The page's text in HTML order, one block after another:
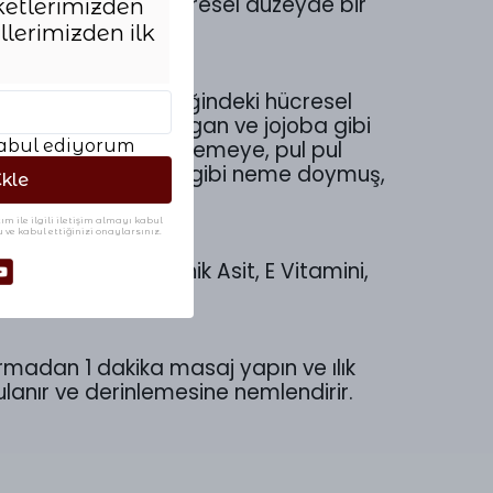
İçeriğindeki hücresel
mango, kakao, argan ve jojoba gibi
cilt tonunu eşitlemeye, pul pul
kremlenmiş gibi neme doymuş,
Hidrolize Hyaluronik Asit, E Vitamini,
1 dakika masaj yapın ve ılık
ve derinlemesine nemlendirir.
ilk
ediyorum
ile ilgili iletişim almayı kabul
ve kabul ettiğinizi onaylarsınız.